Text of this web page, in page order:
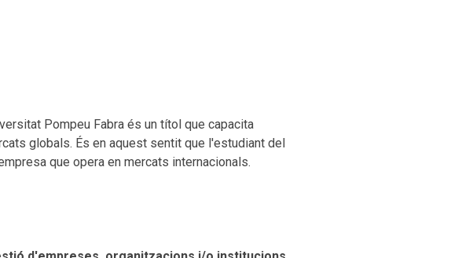
Pompeu Fabra és un títol que capacita
globals. És en aquest sentit que l'estudiant del
que opera en mercats internacionals.